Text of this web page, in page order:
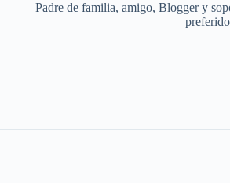
Padre de familia, amigo, Blogger y